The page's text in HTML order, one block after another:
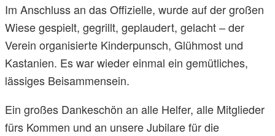
Im Anschluss an das Offizielle, wurde auf der großen
Wiese gespielt, gegrillt, geplaudert, gelacht – der
Verein organisierte Kinderpunsch, Glühmost und
Kastanien. Es war wieder einmal ein gemütliches,
lässiges Beisammensein.
Ein großes Dankeschön an alle Helfer, alle Mitglieder
fürs Kommen und an unsere Jubilare für die